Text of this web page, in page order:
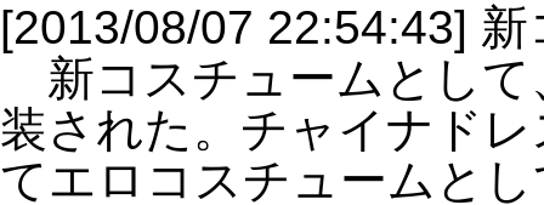
[2013/08/07 22:54:43]
新コスチュームとして
装された。チャイナド
てエロコスチュームと